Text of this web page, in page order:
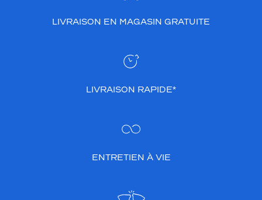
LIVRAISON EN MAGASIN GRATUITE
LIVRAISON RAPIDE*
ENTRETIEN À VIE